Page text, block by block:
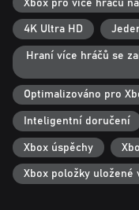
UNLEASH YOUR
After completing jobs
Return to your finished
wild. Spray the job and
you please. With a
town becomes your
hours of creative fun.
spray at a time!
Xbox pro více hráčů
4K Ultra HD
Hraní více hráčů se
Optimalizováno pro
Inteligentní doručení
Xbox úspěchy
Xbox položky uložené